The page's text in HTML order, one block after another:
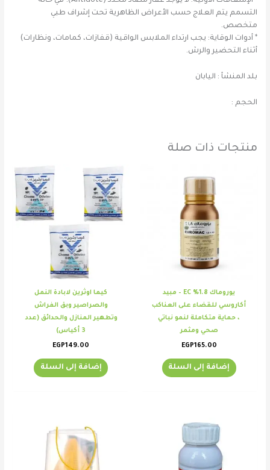
التسمم يتم العلاج حسب الأعراض الظاهرية تحت إشراف طبي
متخصص.
* أدوات الوقاية: يجب ارتداء الملابس الواقية (قفازات، كمامات، ونظارات)
أثناء التحضير والرش.
بلد المنشأ : اليابان
الحجم :
منتجات ذات صلة
يوروماك 1.8% EC – مبيد
أكاروسي للقضاء على العناكب
، حماية متكاملة لنمو نباتي
صحي ومثمر
EGP165.00
إضافة إلى السلة
كيما اوثرين لابادة النمل
والصراصير وبق الفراش
وتطهير المنازل والحدائق (عدد
3 أكياس)
EGP149.00
إضافة إلى السلة